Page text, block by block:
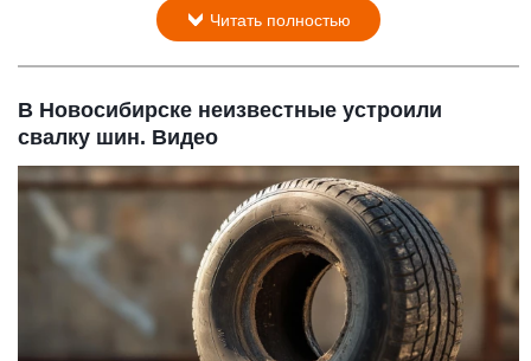
Читать полностью
В Новосибирске неизвестные устроили
свалку шин. Видео